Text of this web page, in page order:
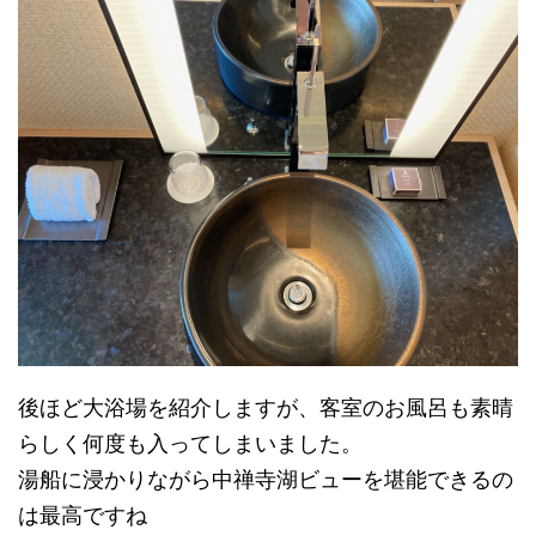
後ほど大浴場を紹介しますが、客室のお風呂も素晴
らしく何度も入ってしまいました。
湯船に浸かりながら中禅寺湖ビューを堪能できるの
は最高ですね